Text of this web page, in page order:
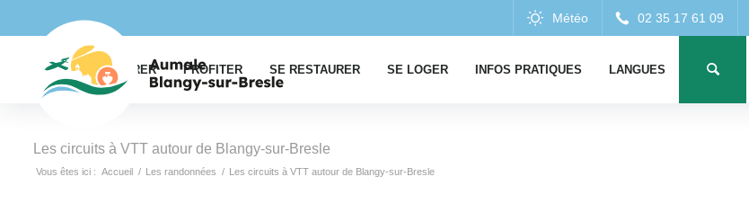
EXPLORER PROFITER SE RESTAURER SE LOGER INFOS PRATIQUES LANGUES
Les circuits à VTT autour de Blangy-sur-Bresle
Vous êtes ici : Accueil / Les randonnées / Les circuits à VTT autour de Blangy-sur-Bresle